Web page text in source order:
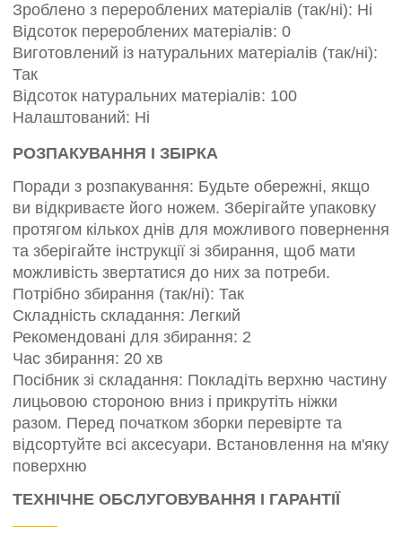
Зроблено з перероблених матеріалів (так/ні): Ні
Відсоток перероблених матеріалів: 0
Виготовлений із натуральних матеріалів (так/ні):
Так
Відсоток натуральних матеріалів: 100
Налаштований: Ні
РОЗПАКУВАННЯ І ЗБІРКА
Поради з розпакування: Будьте обережні, якщо
ви відкриваєте його ножем. Зберігайте упаковку
протягом кількох днів для можливого повернення
та зберігайте інструкції зі збирання, щоб мати
можливість звертатися до них за потреби.
Потрібно збирання (так/ні): Так
Складність складання: Легкий
Рекомендовані для збирання: 2
Час збирання: 20 хв
Посібник зі складання: Покладіть верхню частину
лицьовою стороною вниз і прикрутіть ніжки
разом. Перед початком зборки перевірте та
відсортуйте всі аксесуари. Встановлення на м'яку
поверхню
ТЕХНІЧНЕ ОБСЛУГОВУВАННЯ І ГАРАНТІЇ